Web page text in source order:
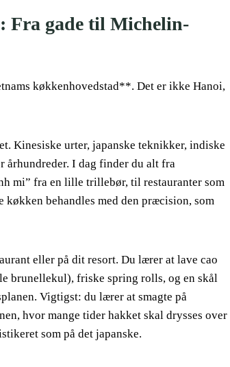
Fra gade til Michelin-
køkkenhovedstad**. Det er ikke Hanoi,
Kinesiske urter, japanske teknikker, indiske
I dag finder du alt fra
mi” fra en lille trillebør, til restauranter som
behandles med den præcision, som
eller på dit resort. Du lærer at lave cao
brunellekul), friske spring rolls, og en skål
Vigtigst: du lærer at smagte på
hvor mange tider hakket skal drysses over
som på det japanske.